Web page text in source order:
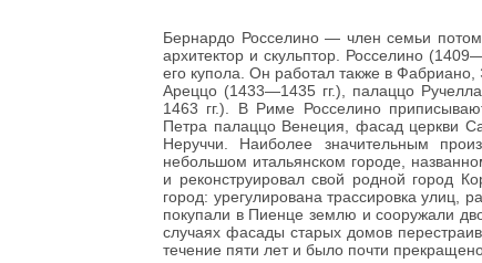
Бернардо Росселино — член семьи
архитектор и скульптор. Росселино
его купола. Он работал также в
Ареццо (1433—1435 гг.), палаццо
1463 гг.). В Риме Росселино
Петра палаццо Венеция, фасад церкви
Неруччи. Наиболее значительным
небольшом итальянском городе,
и реконструировал свой родной город
город: урегулирована трассировка
покупали в Пиенце землю и сооружали
случаях фасады старых домов
течение пяти лет и было почти